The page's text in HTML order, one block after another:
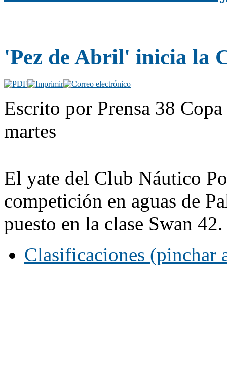
'Pez de Abril' inicia la
Escrito por Prensa 38
martes
El yate del Club Náutico
competición en aguas de
puesto en la clase Swan 42.
Clasificaciones (pinchar